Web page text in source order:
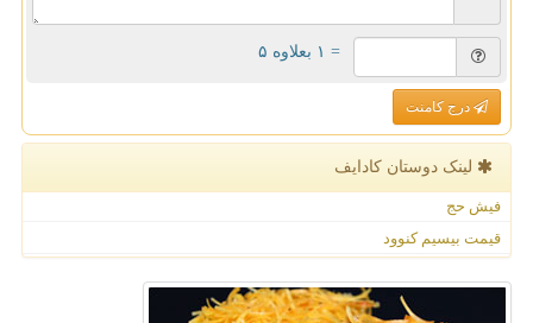
= ۱ بعلاوه ۵
درج کامنت
لینک دوستان كادایف
فیش حج
قیمت بیسیم کنوود